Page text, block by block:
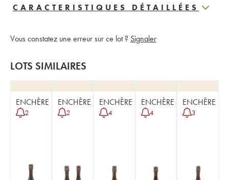
CARACTERISTIQUES DÉTAILLÉES
Vous constatez une erreur sur ce lot ? Signaler
LOTS SIMILAIRES
ENCHÈRE
2
ENCHÈRE
2
ENCHÈRE
4
ENCHÈRE
4
ENCHÈRE
3